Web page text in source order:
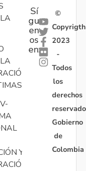
Y
Sí
gu
en
os
en:
©
Copyrigth
2023
-
Todos
los
derechos
Gobierno
de
Colombia